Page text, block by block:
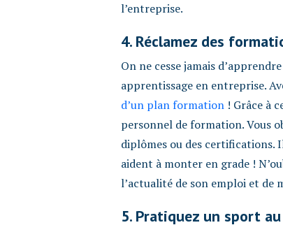
l’entreprise.
4. Réclamez des
On ne cesse jamais
apprentissage en entreprise.
d’un plan formation ! Grâce à
personnel de formation. Vous
diplômes ou des certifications.
aident à monter en grade !
l’actualité de son emploi et de
5. Pratiquez un sport